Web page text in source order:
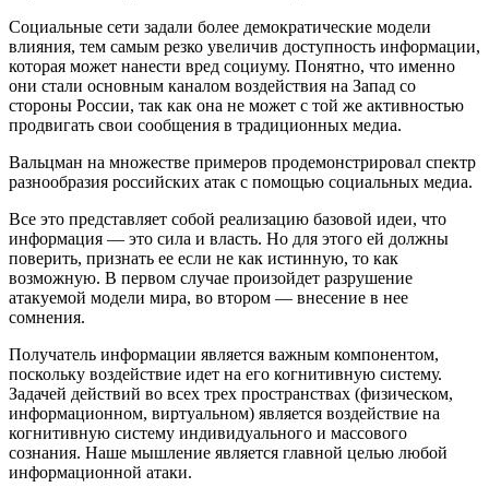
Социальные сети задали более демократические модели
влияния, тем самым резко увеличив доступность информации,
которая может нанести вред социуму. Понятно, что именно
они стали основным каналом воздействия на Запад со
стороны России, так как она не может с той же активностью
продвигать свои сообщения в традиционных медиа.
Вальцман на множестве примеров продемонстрировал спектр
разнообразия российских атак с помощью социальных медиа.
Все это представляет собой реализацию базовой идеи, что
информация — это сила и власть. Но для этого ей должны
поверить, признать ее если не как истинную, то как
возможную. В первом случае произойдет разрушение
атакуемой модели мира, во втором — внесение в нее
сомнения.
Получатель информации является важным компонентом,
поскольку воздействие идет на его когнитивную систему.
Задачей действий во всех трех пространствах (физическом,
информационном, виртуальном) является воздействие на
когнитивную систему индивидуального и массового
сознания. Наше мышление является главной целью любой
информационной атаки.